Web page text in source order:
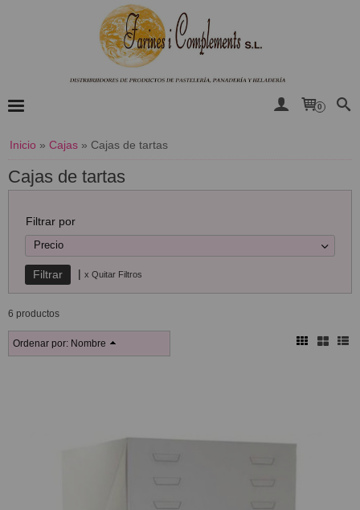
0
Inicio » Cajas » Cajas de tartas
Cajas de tartas
Filtrar por
Precio
| x Quitar Filtros
6 productos
Ordenar por: Nombre